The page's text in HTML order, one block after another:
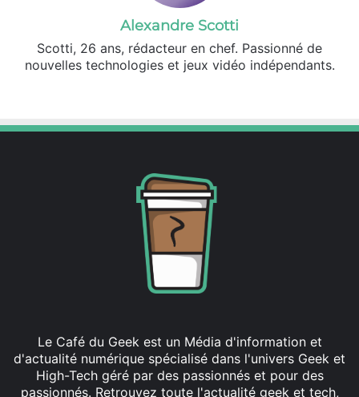
Alexandre Scotti
Scotti, 26 ans, rédacteur en chef. Passionné de
nouvelles technologies et jeux vidéo indépendants.
Le Café du Geek est un Média d'information et
d'actualité numérique spécialisé dans l'univers Geek et
High-Tech géré par des passionnés et pour des
passionnés. Retrouvez toute l'actualité geek et tech,